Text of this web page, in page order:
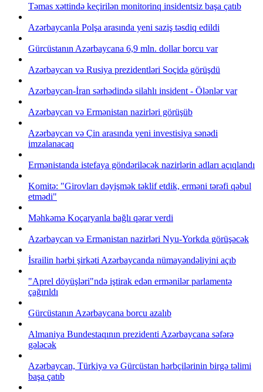
Təmas xəttində keçirilən monitorinq insidentsiz başa çatıb
Azərbaycanla Polşa arasında yeni saziş təsdiq edildi
Gürcüstanın Azərbaycana 6,9 mln. dollar borcu var
Azərbaycan və Rusiya prezidentləri Soçidə görüşdü
Azərbaycan-İran sərhədində silahlı insident - Ölənlər var
Azərbaycan və Ermənistan nazirləri görüşüb
Azərbaycan və Çin arasında yeni investisiya sənədi
imzalanacaq
Ermənistanda istefaya göndəriləcək nazirlərin adları açıqlandı
Komitə: "Girovları dəyişmək təklif etdik, erməni tərəfi qəbul
etmədi"
Məhkəmə Koçaryanla bağlı qərar verdi
Azərbaycan və Ermənistan nazirləri Nyu-Yorkda görüşəcək
İsrailin hərbi şirkəti Azərbaycanda nümayəndəliyini açıb
"Aprel döyüşləri"ndə iştirak edən ermənilər parlamentə
çağırıldı
Gürcüstanın Azərbaycana borcu azalıb
Almaniya Bundestaqının prezidenti Azərbaycana səfərə
gələcək
Azərbaycan, Türkiyə və Gürcüstan hərbçilərinin birgə təlimi
başa çatıb